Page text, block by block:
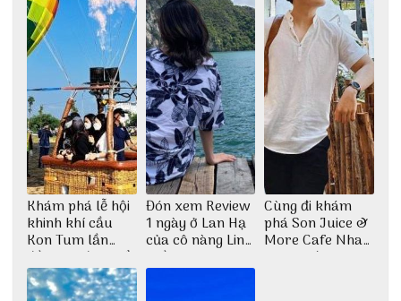
Khám phá lễ hội
khinh khí cầu
Kon Tum lần
đầu tiên được tổ
chức
Đón xem Review
1 ngày ở Lan Hạ
của cô nàng Linh
Trần
Cùng đi khám
phá Son Juice &
More Cafe Nha
Trang với anh